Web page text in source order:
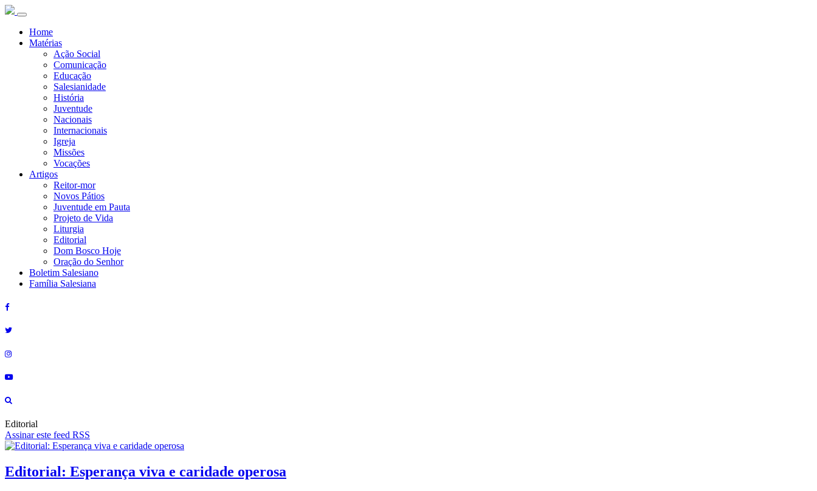
Home
Matérias
Ação Social
Comunicação
Educação
Salesianidade
História
Juventude
Nacionais
Internacionais
Igreja
Missões
Vocações
Artigos
Reitor-mor
Novos Pátios
Juventude em Pauta
Projeto de Vida
Liturgia
Editorial
Dom Bosco Hoje
Oração do Senhor
Boletim Salesiano
Família Salesiana
Editorial
Assinar este feed RSS
Editorial: Esperança viva e caridade operosa